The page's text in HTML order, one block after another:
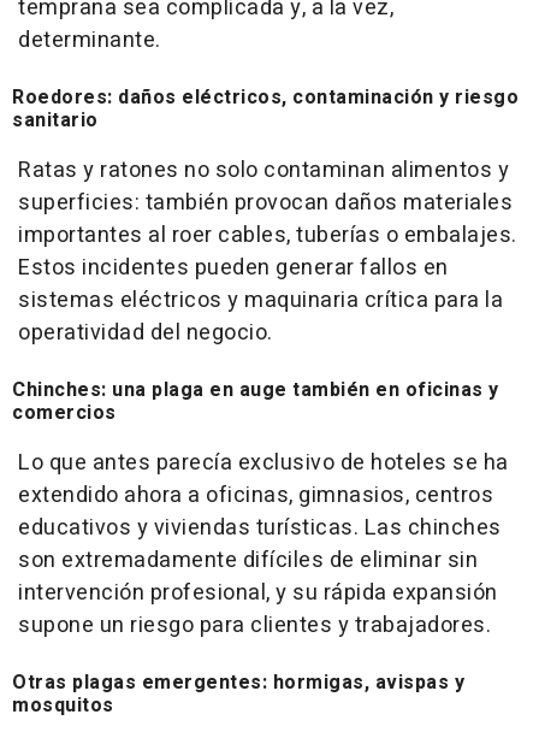
temprana sea complicada y, a la vez,
determinante.
Roedores: daños eléctricos, contaminación y riesgo
sanitario
Ratas y ratones no solo contaminan alimentos y
superficies: también provocan daños materiales
importantes al roer cables, tuberías o embalajes.
Estos incidentes pueden generar fallos en
sistemas eléctricos y maquinaria crítica para la
operatividad del negocio.
Chinches: una plaga en auge también en oficinas y
comercios
Lo que antes parecía exclusivo de hoteles se ha
extendido ahora a oficinas, gimnasios, centros
educativos y viviendas turísticas. Las chinches
son extremadamente difíciles de eliminar sin
intervención profesional, y su rápida expansión
supone un riesgo para clientes y trabajadores.
Otras plagas emergentes: hormigas, avispas y
mosquitos